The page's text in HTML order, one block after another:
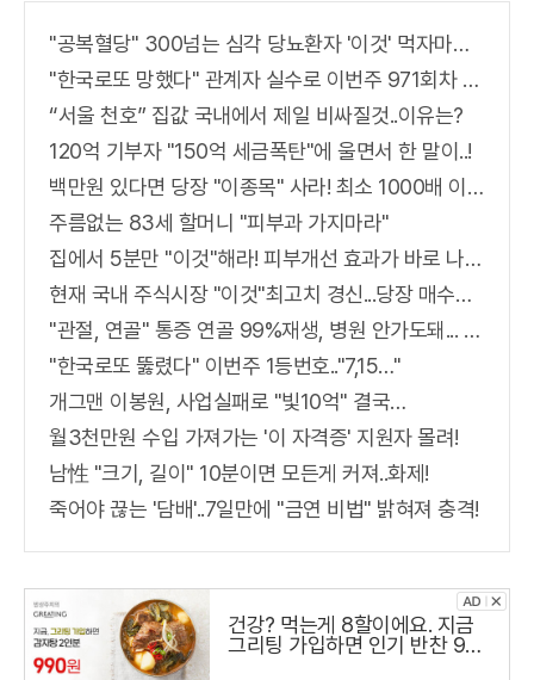
"공복혈당" 300넘는 심각 당뇨환자 '이것' 먹자마자..바로
"한국로또 망했다" 관계자 실수로 이번주 971회차 번호 6자리 공개!? 꼭 확인해라!
“서울 천호” 집값 국내에서 제일 비싸질것..이유는?
120억 기부자 "150억 세금폭탄"에 울면서 한 말이..!
백만원 있다면 당장 "이종목" 사라! 최소 1000배 이상 증가...충격!!
주름없는 83세 할머니 "피부과 가지마라"
집에서 5분만 "이것"해라! 피부개선 효과가 바로 나타난다!!
현재 국내 주식시장 "이것"최고치 경신...당장 매수해라!!
"관절, 연골" 통증 연골 99%재생, 병원 안가도돼... "충격"
"한국로또 뚫렸다" 이번주 1등번호.."7,15…"
개그맨 이봉원, 사업실패로 "빛10억" 결국…
월3천만원 수입 가져가는 '이 자격증' 지원자 몰려!
남性 "크기, 길이" 10분이면 모든게 커져..화제!
죽어야 끊는 '담배'..7일만에 "금연 비법" 밝혀져 충격!
건강? 먹는게 8할이에요. 지금
그리팅 가입하면 인기 반찬 990